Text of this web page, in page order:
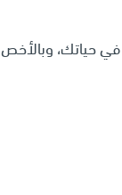
في حياتك، وبالأخص